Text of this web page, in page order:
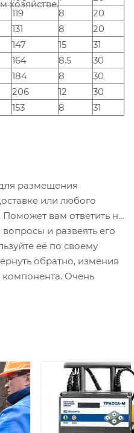
хозяйстве.
119 8
20
131 8
20
147 15
31
164 8.5
30
184 8
30
206 12
30
153 8 31
размещения
или любого
Поможет вам ответить на
и развеять его
её по своему
обратно, изменив
компонента. Очень